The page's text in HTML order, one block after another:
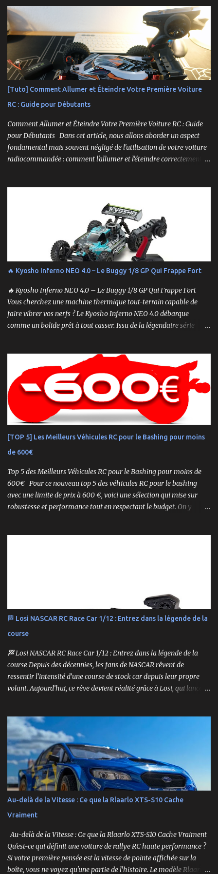
distingue par son prix attractif et ses fonctionnalités intéressantes,
et nous allons examiner tout cela en profondeur. ----------------
------------------------- Lien affilié Aliexpress 👉​
https://s.click.aliexpress.com/e/_c3IM84VZ -- -------------------
----------------------
[Tuto] Comment Allumer et Éteindre Votre Première Voiture
RC : Guide pour Débutants
Comment Allumer et Éteindre Votre Première Voiture RC : Guide
pour Débutants Dans cet article, nous allons aborder un aspect
fondamental mais souvent négligé de l'utilisation de votre voiture
radiocommandée : comment l'allumer et l'éteindre correctement.
🔥 Kyosho Inferno NEO 4.0 – Le Buggy 1/8 GP Qui Frappe Fort
🔥 Kyosho Inferno NEO 4.0 – Le Buggy 1/8 GP Qui Frappe Fort
Vous cherchez une machine thermique tout-terrain capable de
faire vibrer vos nerfs ? Le Kyosho Inferno NEO 4.0 débarque
comme un bolide prêt à tout casser. Issu de la légendaire série
de boîte. 🏆 Héritage de Compétition, Prêt pour l’Aventure Basé sur
une plateforme au palmarès impressionnant — dont plusieurs
titres de champion du monde — le NEO 4.0 est conçu pour la
performance pure. Que vous soyez débutant ou mordu confirmé ,
ce buggy offre une prise en main rapide , une construction robuste
et une conduite précise , aussi bien sur piste que sur terrain
assemblé Moteur thermique KE21SP avec lanceur manuel
Électronique installée Carrosserie peinte et décorée Radio à volant
[TOP 5] Les Meilleurs Véhicules RC pour le Bashing pour moins
de 600€
Top 5 des Meilleurs Véhicules RC pour le Bashing pour moins de
600€ Pour ce nouveau top 5 des véhicules RC pour le bashing
avec une limite de prix à 600 €, voici une sélection qui mise sur
robustesse et performance tout en respectant le budget. On y
🏁 Losi NASCAR RC Race Car 1/12 : Entrez dans la légende de la
course
🏁 Losi NASCAR RC Race Car 1/12 : Entrez dans la légende de la
course Depuis des décennies, les fans de NASCAR rêvent de
ressentir l’intensité d’une course de stock car depuis leur propre
volant. Aujourd’hui, ce rêve devient réalité grâce à Losi, qui lance
foncer sur n’importe quelle surface plate. Voici le Losi NASCAR RC
Race Car , dans sa version Ryan Blaney No. 12 Advance Auto Parts
Ford Mustang RTR 2025 .
Au-delà de la Vitesse : Ce que la Rlaarlo XTS-S10 Cache
Vraiment
Au-delà de la Vitesse : Ce que la Rlaarlo XTS-S10 Cache Vraiment
Qu'est-ce qui définit une voiture de rallye RC haute performance ?
Si votre première pensée est la vitesse de pointe affichée sur la
boîte, vous ne voyez qu'une partie de l'histoire. Le modèle Rlaarlo